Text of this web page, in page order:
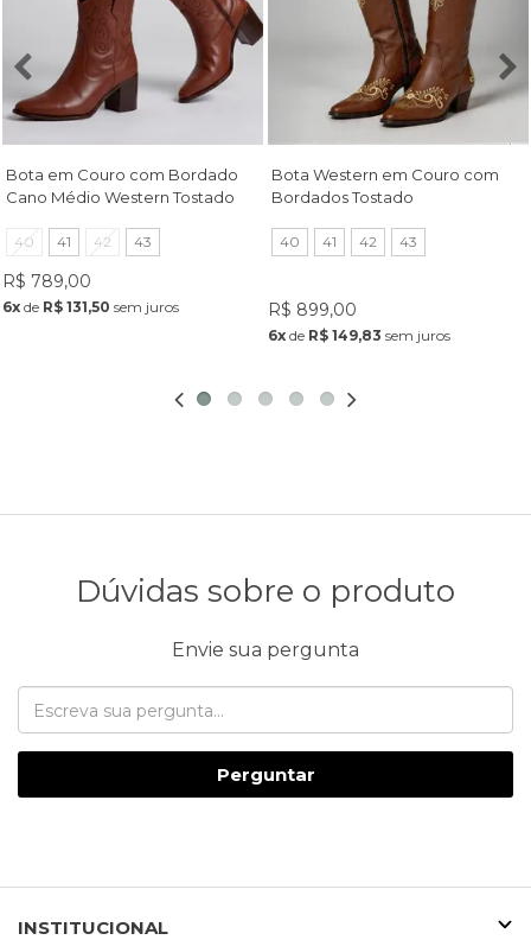
Bota em Couro com Bordado
Cano Médio Western Tostado
40 41 42 43
R$ 789,00
6x de R$ 131,50 sem juros
Bota Western em Couro com
Bordados Tostado
40 41 42 43
R$ 899,00
6x de R$ 149,83 sem juros
Dúvidas sobre o produto
Envie sua pergunta
Perguntar
INSTITUCIONAL